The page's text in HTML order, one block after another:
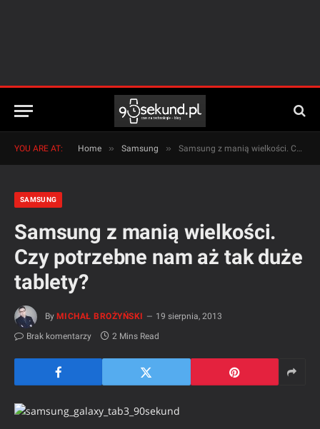
YOU ARE AT: Home » Samsung » Samsung z manią wielkości. Czy potrzebne nam aż tak duże tablety?
SAMSUNG
Samsung z manią wielkości.
Czy potrzebne nam aż tak duże
tablety?
By MICHAŁ BROŻYŃSKI
19 sierpnia, 2013
Brak komentarzy
2 Mins Read